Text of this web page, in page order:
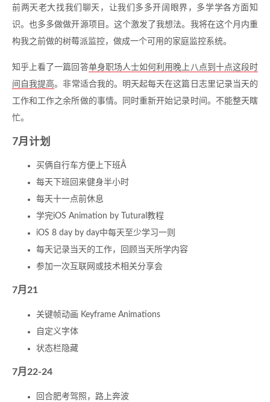
前两天老大找我们聊天，让我们多多开阔眼界，多学学各方面知
识。也多多做做开源项目。这个激发了我想法。我将在这个月内重
构我之前做的树莓派监控，做成一个可用的家庭监控系统。
知乎上看了一篇回答单身职场人士如何利用晚上八点到十点这段时
间自我提高。非常适合我的。明天起每天在这篇日志里记录当天的
工作和工作之余所做的事情。同时重新开始记录时间。不能整天瞎
忙。
7月计划
买俩自行车方便上下班Â
每天下班回来健身半小时
每天十一点前休息
学完iOS Animation by Tutural教程
iOS 8 day by day中每天至少学习一则
每天记录当天的工作，回顾当天所学内容
参加一次互联网或技术相关分享会
7月21
关键帧动画 Keyframe Animations
自定义字体
状态栏隐藏
7月22-24
回合肥考驾照，路上奔波